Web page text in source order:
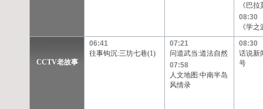
《巴
08:30
《学
CCTV老故事
06:41
往事钩沉:三坊七巷(1)
07:21
问道武当:道法自然
07:58
人文地图:中南半岛
风情录
08:30
话说新
号